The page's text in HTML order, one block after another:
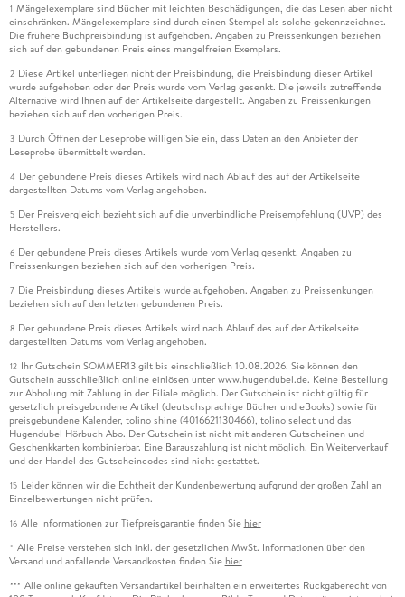
1 Mängelexemplare sind Bücher mit leichten Beschädigungen, die das Lesen aber nicht
einschränken. Mängelexemplare sind durch einen Stempel als solche gekennzeichnet.
Die frühere Buchpreisbindung ist aufgehoben. Angaben zu Preissenkungen beziehen
sich auf den gebundenen Preis eines mangelfreien Exemplars.
2 Diese Artikel unterliegen nicht der Preisbindung, die Preisbindung dieser Artikel
wurde aufgehoben oder der Preis wurde vom Verlag gesenkt. Die jeweils zutreffende
Alternative wird Ihnen auf der Artikelseite dargestellt. Angaben zu Preissenkungen
beziehen sich auf den vorherigen Preis.
3 Durch Öffnen der Leseprobe willigen Sie ein, dass Daten an den Anbieter der
Leseprobe übermittelt werden.
4 Der gebundene Preis dieses Artikels wird nach Ablauf des auf der Artikelseite
dargestellten Datums vom Verlag angehoben.
5 Der Preisvergleich bezieht sich auf die unverbindliche Preisempfehlung (UVP) des
Herstellers.
6 Der gebundene Preis dieses Artikels wurde vom Verlag gesenkt. Angaben zu
Preissenkungen beziehen sich auf den vorherigen Preis.
7 Die Preisbindung dieses Artikels wurde aufgehoben. Angaben zu Preissenkungen
beziehen sich auf den letzten gebundenen Preis.
8 Der gebundene Preis dieses Artikels wird nach Ablauf des auf der Artikelseite
dargestellten Datums vom Verlag angehoben.
12 Ihr Gutschein SOMMER13 gilt bis einschließlich 10.08.2026. Sie können den
Gutschein ausschließlich online einlösen unter www.hugendubel.de. Keine Bestellung
zur Abholung mit Zahlung in der Filiale möglich. Der Gutschein ist nicht gültig für
gesetzlich preisgebundene Artikel (deutschsprachige Bücher und eBooks) sowie für
preisgebundene Kalender, tolino shine (4016621130466), tolino select und das
Hugendubel Hörbuch Abo. Der Gutschein ist nicht mit anderen Gutscheinen und
Geschenkkarten kombinierbar. Eine Barauszahlung ist nicht möglich. Ein Weiterverkauf
und der Handel des Gutscheincodes sind nicht gestattet.
15 Leider können wir die Echtheit der Kundenbewertung aufgrund der großen Zahl an
Einzelbewertungen nicht prüfen.
16 Alle Informationen zur Tiefpreisgarantie finden Sie hier
* Alle Preise verstehen sich inkl. der gesetzlichen MwSt. Informationen über den
Versand und anfallende Versandkosten finden Sie hier
*** Alle online gekauften Versandartikel beinhalten ein erweitertes Rückgaberecht von